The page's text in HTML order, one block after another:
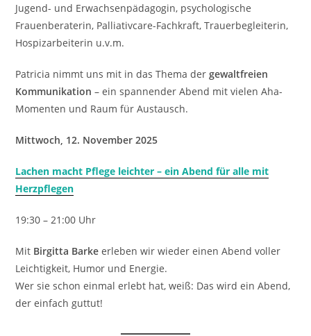
Jugend- und Erwachsenpädagogin, psychologische
Frauenberaterin, Palliativcare-Fachkraft, Trauerbegleiterin,
Hospizarbeiterin u.v.m.
Patricia nimmt uns mit in das Thema dergewaltfreien
Kommunikation – ein spannender Abend mit vielen Aha-
Momenten und Raum für Austausch.
Mittwoch, 12. November 2025
Lachen macht Pflege leichter – ein Abend für alle mit
Herzpflegen
19:30 – 21:00 Uhr
Mit Birgitta Barke erleben wir wieder einen Abend voller
Leichtigkeit, Humor und Energie.
Wer sie schon einmal erlebt hat, weiß: Das wird ein Abend,
der einfach guttut!